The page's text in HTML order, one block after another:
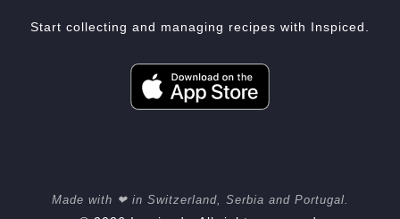
Start collecting and managing recipes with Inspiced.
Made with ❤ in Switzerland, Serbia and Portugal.